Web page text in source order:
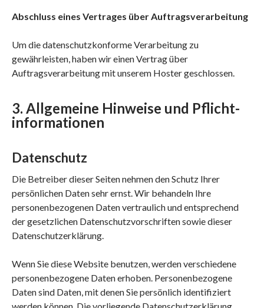
Abschluss eines Vertrages über Auftragsverarbeitung
Um die datenschutzkonforme Verarbeitung zu
gewährleisten, haben wir einen Vertrag über
Auftragsverarbeitung mit unserem Hoster geschlossen.
3. Allgemeine Hinweise und Pflicht­
informationen
Datenschutz
Die Betreiber dieser Seiten nehmen den Schutz Ihrer
persönlichen Daten sehr ernst. Wir behandeln Ihre
personenbezogenen Daten vertraulich und entsprechend
der gesetzlichen Datenschutzvorschriften sowie dieser
Datenschutzerklärung.
Wenn Sie diese Website benutzen, werden verschiedene
personenbezogene Daten erhoben. Personenbezogene
Daten sind Daten, mit denen Sie persönlich identifiziert